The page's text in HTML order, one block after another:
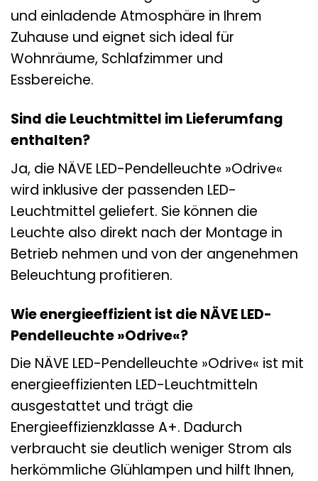
und einladende Atmosphäre in Ihrem
Zuhause und eignet sich ideal für
Wohnräume, Schlafzimmer und
Essbereiche.
Sind die Leuchtmittel im Lieferumfang
enthalten?
Ja, die NÄVE LED-Pendelleuchte »Odrive«
wird inklusive der passenden LED-
Leuchtmittel geliefert. Sie können die
Leuchte also direkt nach der Montage in
Betrieb nehmen und von der angenehmen
Beleuchtung profitieren.
Wie energieeffizient ist die NÄVE LED-
Pendelleuchte »Odrive«?
Die NÄVE LED-Pendelleuchte »Odrive« ist mit
energieeffizienten LED-Leuchtmitteln
ausgestattet und trägt die
Energieeffizienzklasse A+. Dadurch
verbraucht sie deutlich weniger Strom als
herkömmliche Glühlampen und hilft Ihnen,